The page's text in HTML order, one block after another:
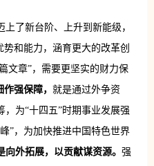
了新台阶、上升到新能级，
和能力，涵育更大的改革创
文章”，需要更坚实的财力保
作强保障， 就是通过外争资
为“十四五”时期事业发展强
”，为加快推进中国特色世界
向外拓展，以贡献谋资源。 强